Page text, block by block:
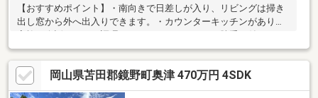
【おすすめポイント】・南向きで日差しが入り、リビングは掃き
出し窓から外へ出入りできます。・カウンターキッチンがあり、
収納や動線がまとまっており、家事の流れがスムーズです。・水
回りは窓があり換気しやすく、移動しやすい配置になっていま
す。・洋室は3部屋あり、一部は2面採光で光を取り込みやすい空
間です。納戸があり収納を使い分けできます。・庭スペースと駐
岡山県苫田郡鏡野町奥津 470万円 4SDK